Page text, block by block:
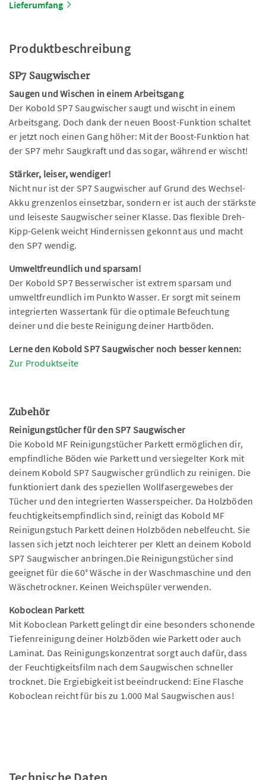
Lieferumfang
Produktbeschreibung
SP7 Saugwischer
Saugen und Wischen in einem Arbeitsgang
Der Kobold SP7 Saugwischer saugt und wischt in einem
Arbeitsgang. Doch dank der neuen Boost-Funktion schaltet
er jetzt noch einen Gang höher: Mit der Boost-Funktion hat
der SP7 mehr Saugkraft und das sogar, während er wischt!
Stärker, leiser, wendiger!
Nicht nur ist der SP7 Saugwischer auf Grund des Wechsel-
Akku grenzenlos einsetzbar, sondern er ist auch der stärkste
und leiseste Saugwischer seiner Klasse. Das flexible Dreh-
Kipp-Gelenk weicht Hindernissen gekonnt aus und macht
den SP7 wendig.
Umweltfreundlich und sparsam!
Der Kobold SP7 Besserwischer ist extrem sparsam und
umweltfreundlich im Punkto Wasser. Er sorgt mit seinem
integrierten Wassertank für die optimale Befeuchtung
deiner und die beste Reinigung deiner Hartböden.
Lerne den Kobold SP7 Saugwischer noch besser kennen:
Zur Produktseite
Zubehör
Reinigungstücher für den SP7 Saugwischer
Die Kobold MF Reinigungstücher Parkett ermöglichen dir,
empfindliche Böden wie Parkett und versiegelter Kork mit
deinem Kobold SP7 Saugwischer gründlich zu reinigen. Die
funktioniert dank des speziellen Wollfasergewebes der
Tücher und den integrierten Wasserspeicher. Da Holzböden
feuchtigkeitsempfindlich sind, reinigt das Kobold MF
Reinigungstuch Parkett deinen Holzböden nebelfeucht. Sie
lassen sich jetzt noch leichterer per Klett an deinem Kobold
SP7 Saugwischer anbringen.Die Reinigungstücher sind
geeignet für die 60° Wäsche in der Waschmaschine und den
Wäschetrockner. Keinen Weichspüler verwenden.
Koboclean Parkett
Mit Koboclean Parkett gelingt dir eine besonders schonende
Tiefenreinigung deiner Holzböden wie Parkett oder auch
Laminat. Das Reinigungskonzentrat sorgt auch dafür, dass
der Feuchtigkeitsfilm nach dem Saugwischen schneller
trocknet. Die Ergiebigkeit ist beeindruckend: Eine Flasche
Koboclean reicht für bis zu 1.000 Mal Saugwischen aus!